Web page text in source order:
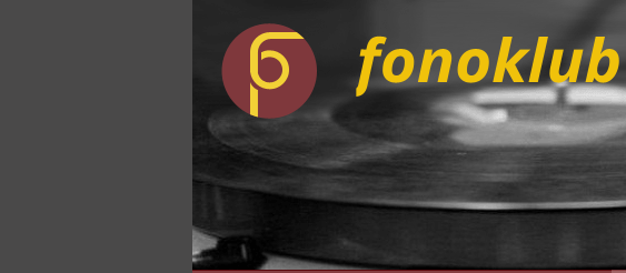
obsah.
navigáciu